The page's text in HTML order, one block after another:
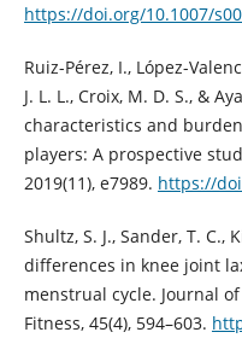
https://doi.org/10.1007/
Ruiz-Pérez, I., López-
J. L. L., Croix, M. D. S., &
characteristics and
players: A prospective
2019(11), e7989. https://
Shultz, S. J., Sander, T. C.,
differences in knee joint
menstrual cycle. Journal
Fitness, 45(4), 594–603.